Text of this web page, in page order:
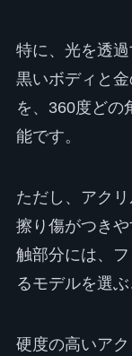
特に、光を透
黒いボディと
を、360度どの
能です。
ただし、アク
擦り傷がつき
触部分には、
るモデルを選
硬度の高いア